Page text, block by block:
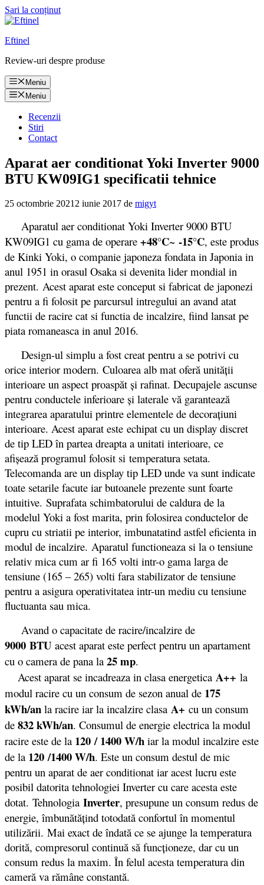
Sari la conținut
Eftinel
Review-uri despre produse
Meniu
Meniu
Recenzii
Stiri
Contact
Aparat aer conditionat Yoki Inverter 9000
BTU KW09IG1 specificatii tehnice
25 octombrie 20212 iunie 2017 de migyt
Aparatul aer conditionat Yoki Inverter 9000 BTU
KW09IG1 cu gama de operare +48°C~ -15°C, este produs
de Kinki Yoki, o companie japoneza fondata in Japonia in
anul 1951 in orasul Osaka si devenita lider mondial in
prezent. Acest aparat este conceput si fabricat de japonezi
pentru a fi folosit pe parcursul intregului an avand atat
functii de racire cat si functia de incalzire, fiind lansat pe
piata romaneasca in anul 2016.
Design-ul simplu a fost creat pentru a se potrivi cu
orice interior modern. Culoarea alb mat oferă unităţii
interioare un aspect proaspăt şi rafinat. Decupajele ascunse
pentru conductele inferioare şi laterale vă garantează
integrarea aparatului printre elementele de decorațiuni
interioare. Acest aparat este echipat cu un display discret
de tip LED în partea dreapta a unitati interioare, ce
afișează programul folosit si temperatura setata.
Telecomanda are un display tip LED unde va sunt indicate
toate setarile facute iar butoanele prezente sunt foarte
intuitive. Suprafata schimbatorului de caldura de la
modelul Yoki a fost marita, prin folosirea conductelor de
cupru cu striatii pe interior, imbunatatind astfel eficienta in
modul de incalzire. Aparatul functioneaza si la o tensiune
relativ mica cum ar fi 165 volti intr-o gama larga de
tensiune (165 – 265) volti fara stabilizator de tensiune
pentru a asigura operativitatea intr-un mediu cu tensiune
fluctuanta sau mica.
Avand o capacitate de racire/incalzire de
9000 BTU acest aparat este perfect pentru un apartament
cu o camera de pana la 25 mp.
Acest aparat se incadreaza in clasa energetica A++ la
modul racire cu un consum de sezon anual de 175
kWh/an la racire iar la incalzire clasa A+ cu un consum
de 832 kWh/an. Consumul de energie electrica la modul
racire este de la 120 / 1400 W/h iar la modul incalzire este
de la 120 /1400 W/h. Este un consum destul de mic
pentru un aparat de aer conditionat iar acest lucru este
posibil datorita tehnologiei Inverter cu care acesta este
dotat. Tehnologia Inverter, presupune un consum redus de
energie, îmbunătăţind totodată confortul în momentul
utilizării. Mai exact de îndată ce se ajunge la temperatura
dorită, compresorul continuă să funcționeze, dar cu un
consum redus la maxim. În felul acesta temperatura din
cameră va rămâne constantă.